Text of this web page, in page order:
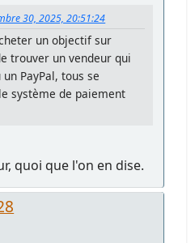
30, 2025, 20:51:24
un objectif sur
trouver un vendeur qui
PayPal, tous se
système de paiement
quoi que l'on en dise.